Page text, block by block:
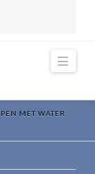
MET WATER